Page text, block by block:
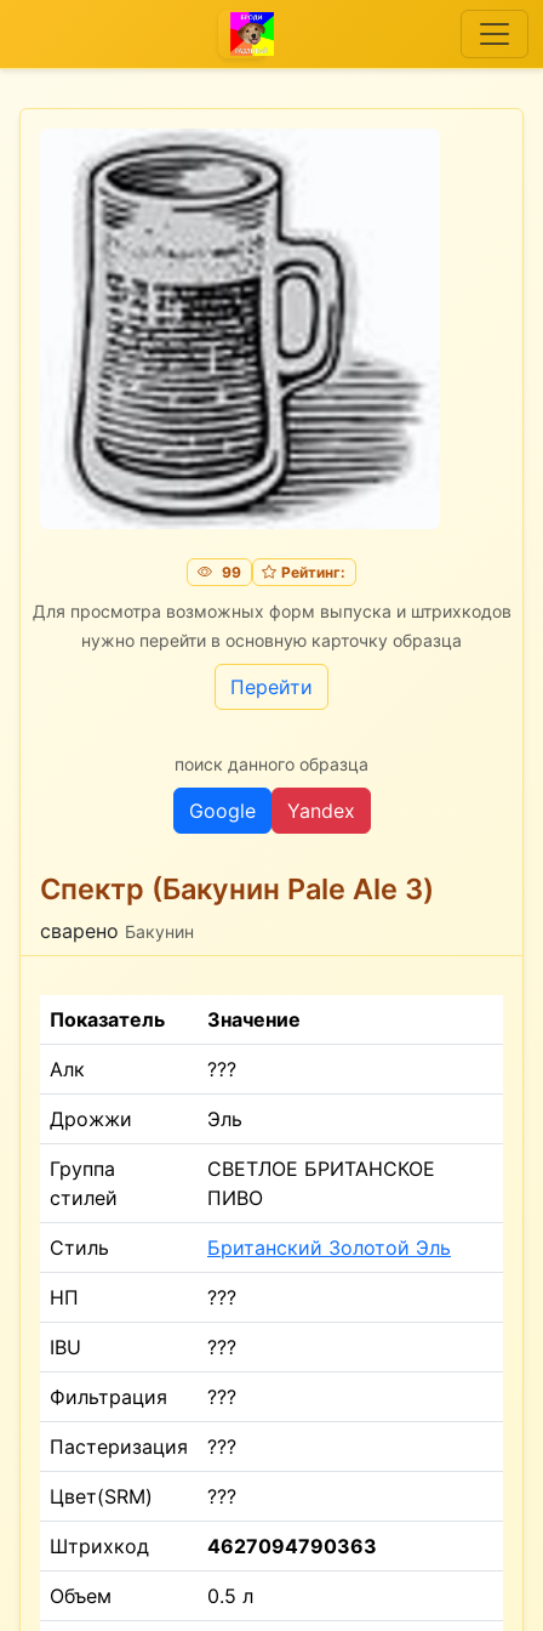
99 Рейтинг:
Для просмотра возможных форм выпуска и штрихкодов
нужно перейти в основную карточку образца
Перейти
поиск данного образца
Google Yandex
Спектр (Бакунин Pale Ale 3)
сварено Бакунин
Показатель Значение
Алк ???
Дрожжи Эль
Группа
стилей
СВЕТЛОЕ БРИТАНСКОЕ
ПИВО
Стиль Британский Золотой Эль
НП ???
IBU ???
Фильтрация ???
Пастеризация ???
Цвет(SRM) ???
Штрихкод 4627094790363
Объем 0.5 л